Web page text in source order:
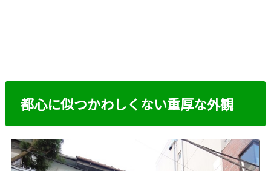
都心に似つかわしくない重厚な外観